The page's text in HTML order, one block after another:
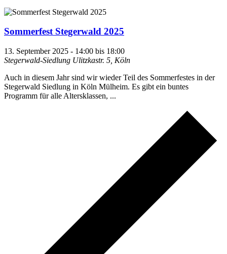
Sommerfest Stegerwald 2025
13. September 2025 - 14:00 bis 18:00
Stegerwald-Siedlung Ulitzkastr. 5, Köln
Auch in diesem Jahr sind wir wieder Teil des Sommerfestes in der
Stegerwald Siedlung in Köln Mülheim. Es gibt ein buntes
Programm für alle Altersklassen, ...